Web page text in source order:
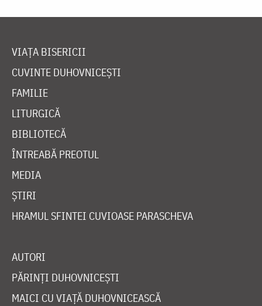
VIAȚA BISERICII
CUVINTE DUHOVNICEȘTI
FAMILIE
LITURGICĂ
BIBLIOTECĂ
ÎNTREABĂ PREOTUL
MEDIA
ȘTIRI
HRAMUL SFINTEI CUVIOASE PARASCHEVA
AUTORI
PĂRINȚI DUHOVNICEȘTI
MAICI CU VIAȚĂ DUHOVNICEASCĂ